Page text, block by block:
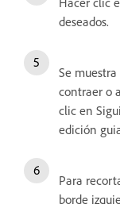
deseados.
Se
contraer o
clic en
edición
Para
borde